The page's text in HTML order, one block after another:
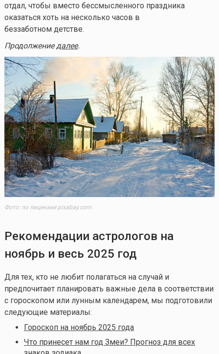
отдал, чтобы вместо бессмысленного праздника
оказаться хоть на несколько часов в
беззаботном детстве.
Продолжениедалее.
Фото: по лицензии pixabay.com
Рекомендации астрологов на
ноябрь и весь 2025 год
Для тех, кто не любит полагаться на случай и
предпочитает планировать важные дела в соответствии
с гороскопом или лунным календарем, мы подготовили
следующие материалы:
Гороскоп на ноябрь 2025 года
Что принесет нам год Змеи? Прогноз для всех